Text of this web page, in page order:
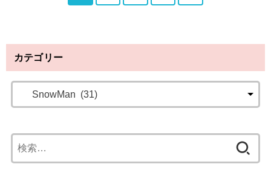
カテゴリー
索